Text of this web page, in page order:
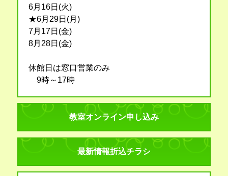
6月16日(火)
★6月29日(月)
7月17日(金)
8月28日(金)
休館日は窓口営業のみ
9時～17時
教室オンライン申し込み
最新情報折込チラシ